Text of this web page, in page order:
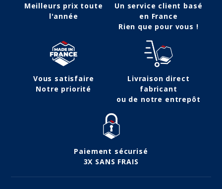
Meilleurs prix toute
l'année
Un service client basé
en France
Rien que pour vous !
Vous satisfaire
Notre priorité
Livraison direct
fabricant
ou de notre entrepôt
Paiement sécurisé
3X SANS FRAIS